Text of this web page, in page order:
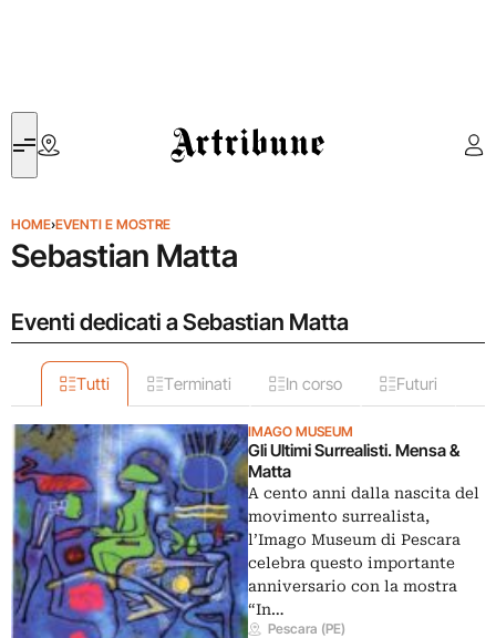
Artribune
HOME›EVENTI E MOSTRE
Sebastian Matta
Eventi dedicati a Sebastian Matta
Tutti Terminati In corso Futuri
IMAGO MUSEUM
Gli Ultimi Surrealisti. Mensa &
Matta
A cento anni dalla nascita del
movimento surrealista,
l’Imago Museum di Pescara
celebra questo importante
anniversario con la mostra
“In…
Pescara (PE)